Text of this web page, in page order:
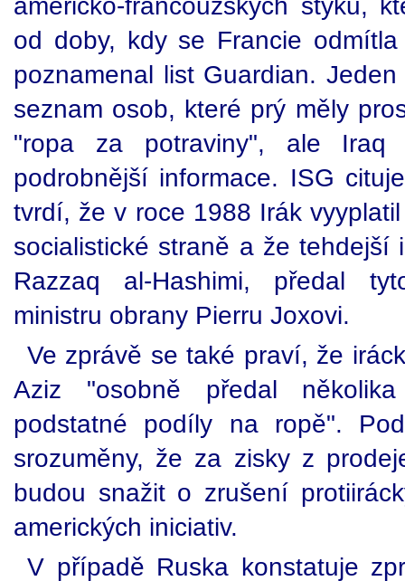
od doby, kdy se Francie
poznamenal list Guardian.
seznam osob, které prý měly
"ropa za potraviny", ale Iraq
podrobnější informace. ISG
tvrdí, že v roce 1988 Irák
socialistické straně a že tehdejší
Razzaq al-Hashimi, předal
ministru obrany Pierru Joxovi.
Ve zprávě se také praví, že
Aziz "osobně předal několika
podstatné podíly na ropě".
srozuměny, že za zisky z
budou snažit o zrušení
amerických iniciativ.
V případě Ruska konstatuje